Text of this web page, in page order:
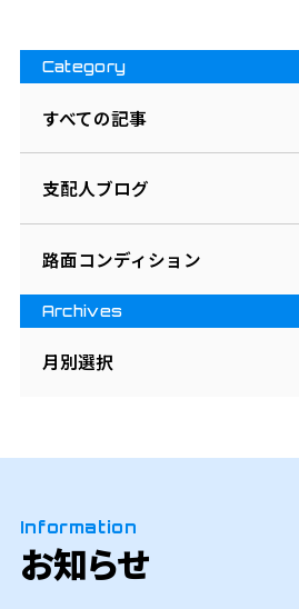
Category
すべての記事
支配人ブログ
路面コンディション
Archives
月別選択
Information
お知らせ